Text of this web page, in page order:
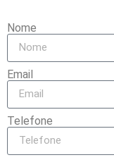
Nome
Email
Telefone